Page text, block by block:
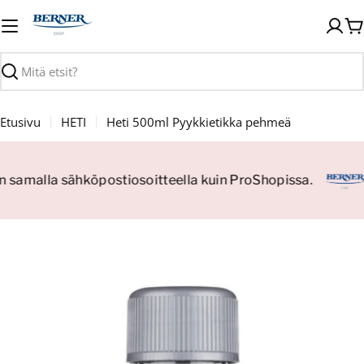
sisältöön
Haku
Etusivu HETI Heti 500ml Pyykkietikka pehmeä
sähköpostiosoitteella kuin ProShopissa.